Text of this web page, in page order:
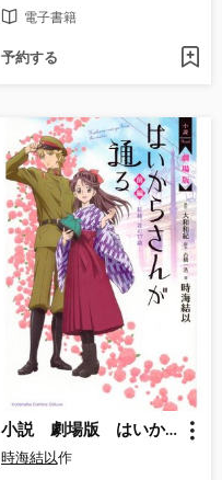
電子書籍
予約する
小説 劇場版 はいからさんが通る 前編 ～紅緒、花の１７歳～
時海結以作